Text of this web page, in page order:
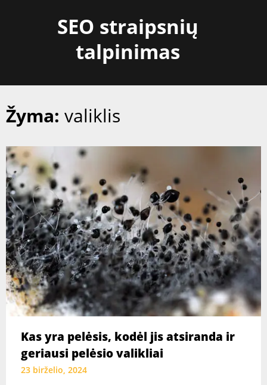
SEO straipsnių
talpinimas
Žyma: valiklis
Kas yra pelėsis, kodėl jis atsiranda ir
geriausi pelėsio valikliai
23 birželio, 2024